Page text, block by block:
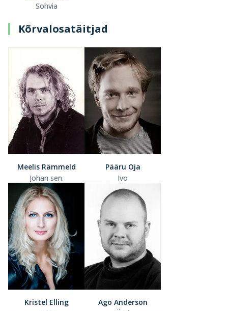
Sohvia
Kõrvalosatäitjad
Meelis Rämmeld
Johan sen.
Pääru Oja
Ivo
Kristel Elling
Ago Anderson